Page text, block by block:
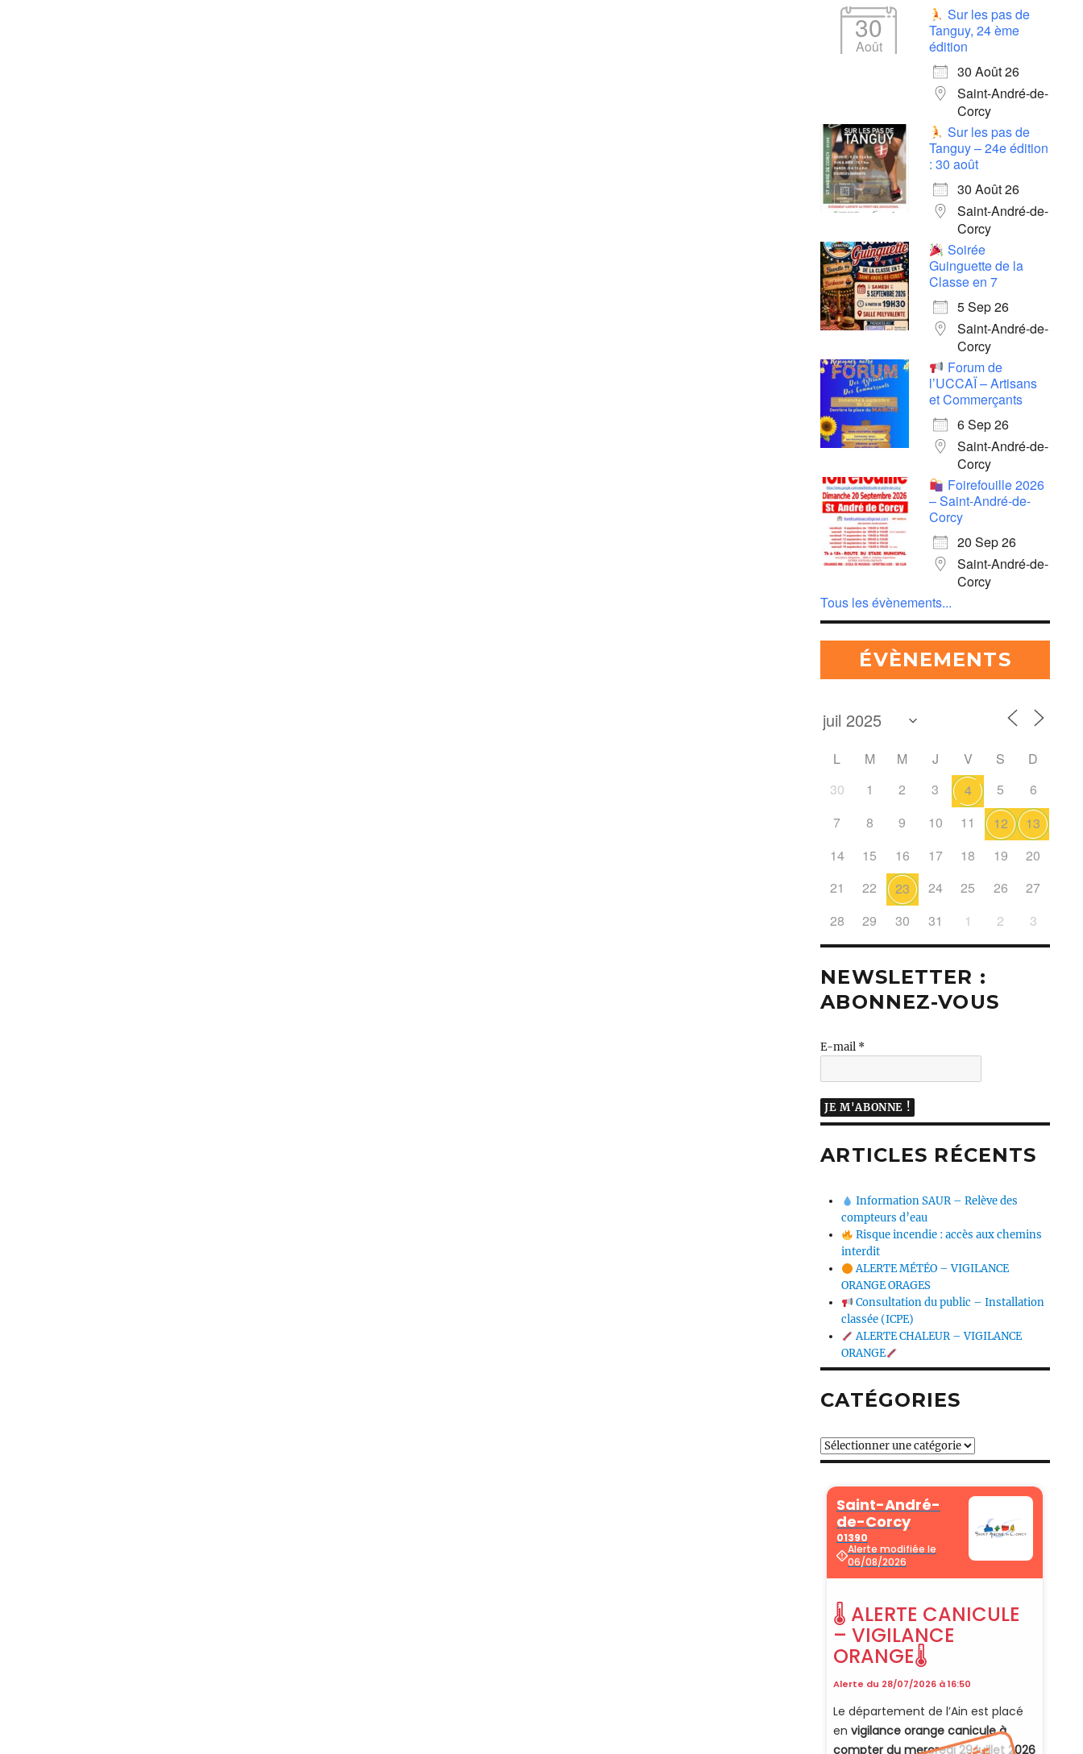
30
Août
Sur les pas de
Tanguy, 24 ème
édition
30 Août 26
Saint-André-de-
Corcy
Sur les pas de
Tanguy – 24e édition
: 30 août
30 Août 26
Saint-André-de-
Corcy
Soirée
Guinguette de la
Classe en 7
5 Sep 26
Saint-André-de-
Corcy
Forum de
l’UCCAÏ – Artisans
et Commerçants
6 Sep 26
Saint-André-de-
Corcy
Foirefouille 2026
– Saint-André-de-
Corcy
20 Sep 26
Saint-André-de-
Corcy
Tous les évènements...
ÉVÈNEMENTS
L M M J V S
D
30
1 2 3 4 5
6
7
8 9 10 11 12
13
14
15 16 17 18 19
20
21
22 23 24 25 26
27
28
29 30 31 1 2 3
NEWSLETTER :
ABONNEZ-VOUS
E-mail *
ARTICLES RÉCENTS
Information SAUR – Relève des
compteurs d’eau
Risque incendie : accès aux chemins
interdit
ALERTE MÉTÉO – VIGILANCE
ORANGE ORAGES
Consultation du public – Installation
classée (ICPE)
ALERTE CHALEUR – VIGILANCE
ORANGE
CATÉGORIES
Catégories